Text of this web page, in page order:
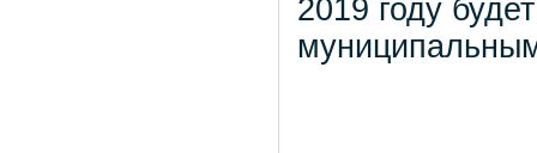
2019 году